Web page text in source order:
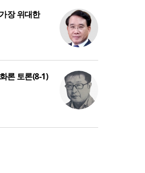
장 위대한
론 토론(8-1)